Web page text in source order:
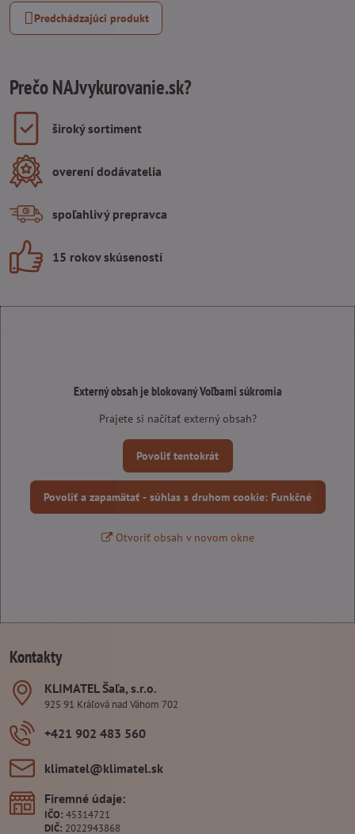
Predchádzajúci produkt
Prečo NAJvykurovanie.sk?
široký sortiment
overení dodávatelia
spoľahlivý prepravca
15 rokov skúseností
Externý obsah je blokovaný Voľbami súkromia
Prajete si načítať externý obsah?
Povoliť tentokrát
Povoliť a zapamätať - súhlas s druhom cookie: Funkčné
Otvoriť obsah v novom okne
Kontakty
KLIMATEL Šaľa, s​.r​.o​.
925 91 Kráľová nad Váhom 702
+421 902 483 560
klimatel​@klimatel​.sk
Firemné údaje:
IČO: 45314721
DIČ: 2022943868